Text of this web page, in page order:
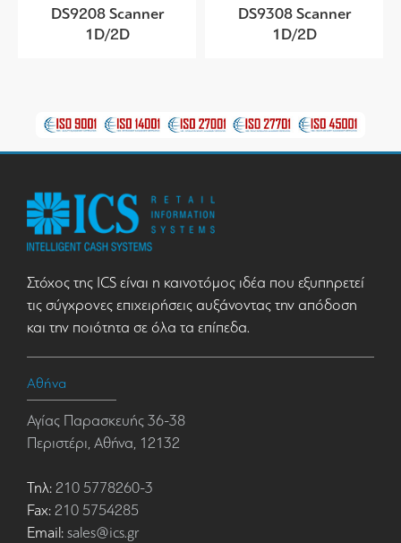
DS9208 Scanner
1D/2D
DS9308 Scanner
1D/2D
Στόχος της ICS είναι η καινοτόμος ιδέα που εξυπηρετεί
τις σύγχρονες επιχειρήσεις αυξάνοντας την απόδοση
και την ποιότητα σε όλα τα επίπεδα.
Αθήνα
Αγίας Παρασκευής 36-38
Περιστέρι, Αθήνα, 12132
Τηλ: 210 5778260-3
Fax: 210 5754285
Email: sales@ics.gr